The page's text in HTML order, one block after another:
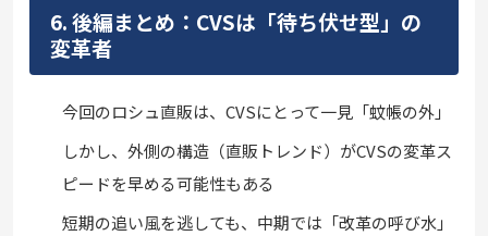
6. 後編まとめ：CVSは「待ち伏せ型」の
変革者
今回のロシュ直販は、CVSにとって一見「蚊帳の外」
しかし、外側の構造（直販トレンド）がCVSの変革ス
ピードを早める可能性もある
短期の追い風を逃しても、中期では「改革の呼び水」